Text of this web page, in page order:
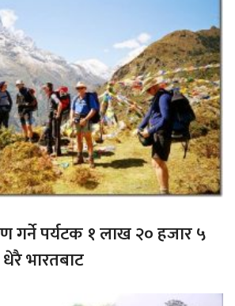
गर्ने पर्यटक १ लाख २० हजार ५
भारतबाट